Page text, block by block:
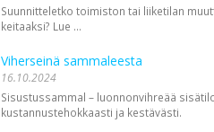
Suunnitteletko toimiston tai liiketilan
keitaaksi? Lue ...
Viherseinä sammaleesta
16.10.2024
Sisustussammal – luonnonvihreää
kustannustehokkaasti ja kestävästi.